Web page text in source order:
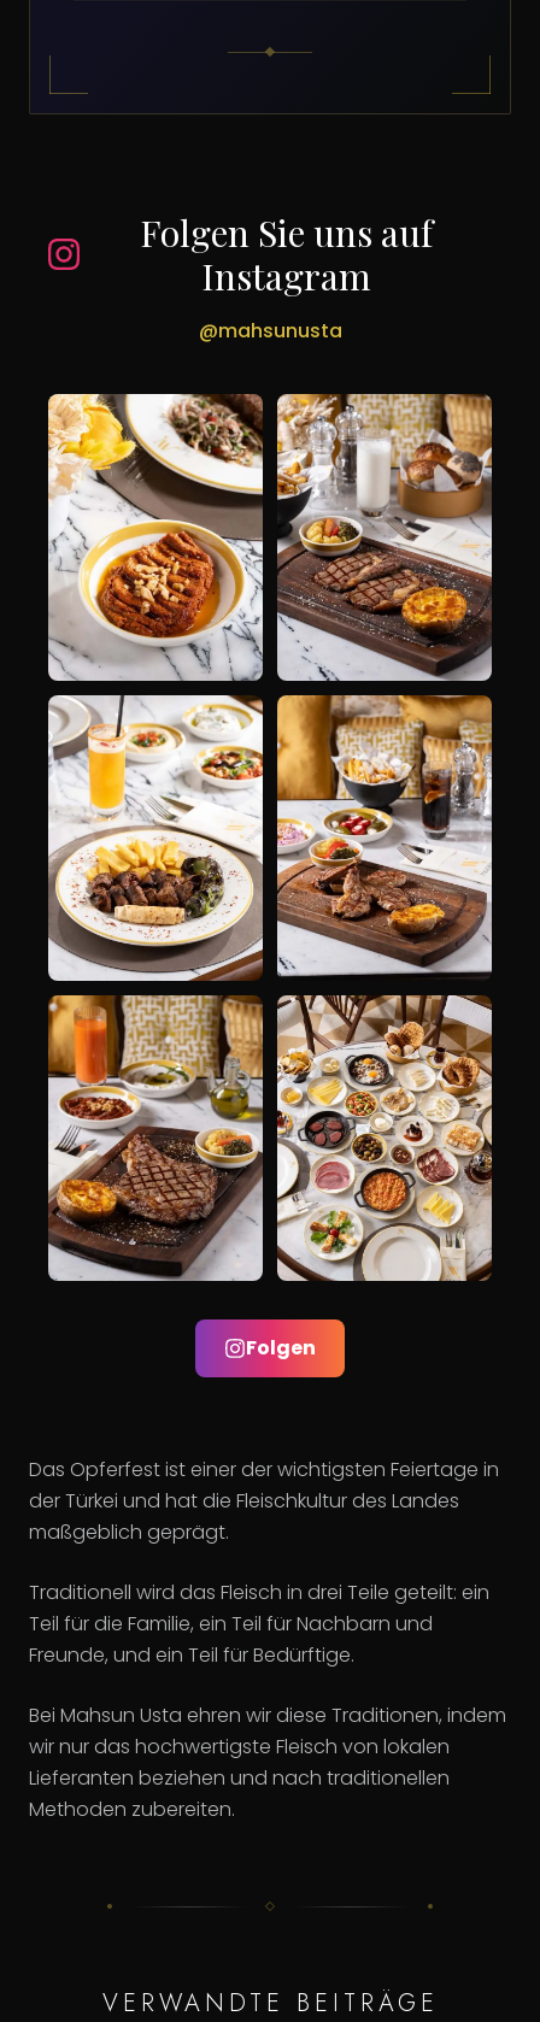
Folgen Sie uns auf
Instagram
@mahsunusta
Folgen
Das Opferfest ist einer der wichtigsten Feiertage in
der Türkei und hat die Fleischkultur des Landes
maßgeblich geprägt.
Traditionell wird das Fleisch in drei Teile geteilt: ein
Teil für die Familie, ein Teil für Nachbarn und
Freunde, und ein Teil für Bedürftige.
Bei Mahsun Usta ehren wir diese Traditionen, indem
wir nur das hochwertigste Fleisch von lokalen
Lieferanten beziehen und nach traditionellen
Methoden zubereiten.
VERWANDTE BEITRÄGE